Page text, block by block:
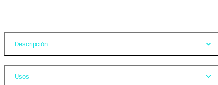
Descripción
Usos